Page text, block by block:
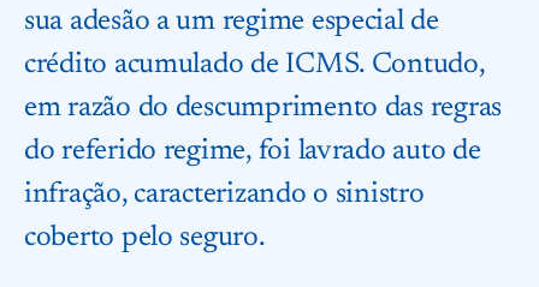
sua adesão a um regime especial de
crédito acumulado de ICMS. Contudo,
em razão do descumprimento das regras
do referido regime, foi lavrado auto de
infração, caracterizando o sinistro
coberto pelo seguro.